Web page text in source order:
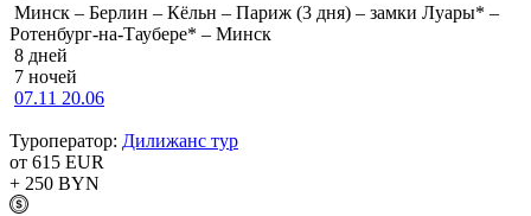
Минск – Берлин – Кёльн – Париж (3 дня) – замки Луары* –
Ротенбург-на-Таубере* – Минск
8 дней
7 ночей
07.11 20.06
Туроператор: Дилижанс тур
от 615 EUR
+ 250 BYN